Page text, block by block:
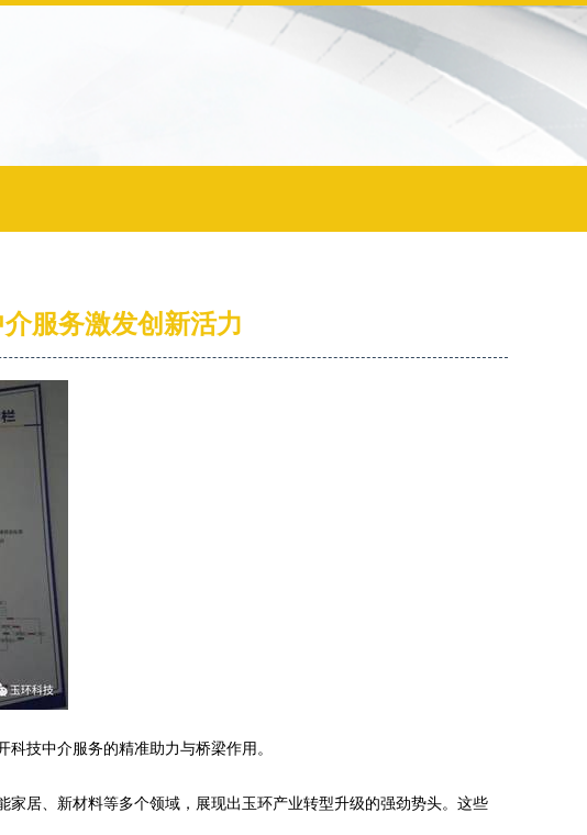
服务激发创新活力
技中介服务的精准助力与桥梁作用。
居、新材料等多个领域，展现出玉环产业转型升级的强劲势头。这些